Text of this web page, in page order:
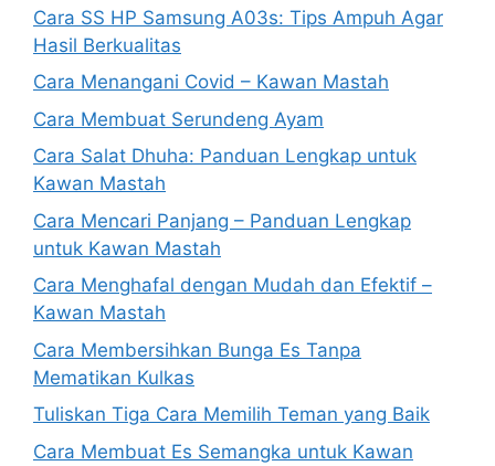
Cara SS HP Samsung A03s: Tips Ampuh Agar
Hasil Berkualitas
Cara Menangani Covid – Kawan Mastah
Cara Membuat Serundeng Ayam
Cara Salat Dhuha: Panduan Lengkap untuk
Kawan Mastah
Cara Mencari Panjang – Panduan Lengkap
untuk Kawan Mastah
Cara Menghafal dengan Mudah dan Efektif –
Kawan Mastah
Cara Membersihkan Bunga Es Tanpa
Mematikan Kulkas
Tuliskan Tiga Cara Memilih Teman yang Baik
Cara Membuat Es Semangka untuk Kawan